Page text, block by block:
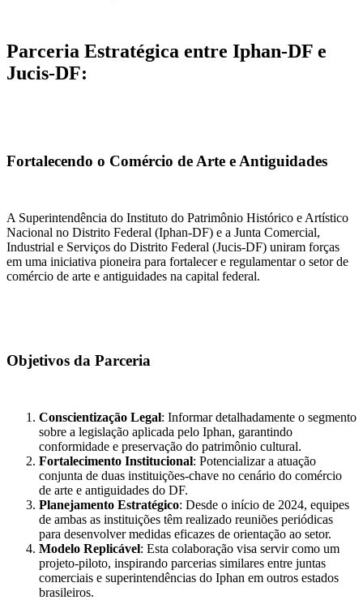
Parceria Estratégica entre Iphan-DF e
Jucis-DF:
Fortalecendo o Comércio de Arte e Antiguidades
A Superintendência do Instituto do Patrimônio Histórico e Artístico
Nacional no Distrito Federal (Iphan-DF) e a Junta Comercial,
Industrial e Serviços do Distrito Federal (Jucis-DF) uniram forças
em uma iniciativa pioneira para fortalecer e regulamentar o setor de
comércio de arte e antiguidades na capital federal.
Objetivos da Parceria
Conscientização Legal: Informar detalhadamente o segmento
sobre a legislação aplicada pelo Iphan, garantindo
conformidade e preservação do patrimônio cultural.
Fortalecimento Institucional: Potencializar a atuação
conjunta de duas instituições-chave no cenário do comércio
de arte e antiguidades do DF.
Planejamento Estratégico: Desde o início de 2024, equipes
de ambas as instituições têm realizado reuniões periódicas
para desenvolver medidas eficazes de orientação ao setor.
Modelo Replicável: Esta colaboração visa servir como um
projeto-piloto, inspirando parcerias similares entre juntas
comerciais e superintendências do Iphan em outros estados
brasileiros.